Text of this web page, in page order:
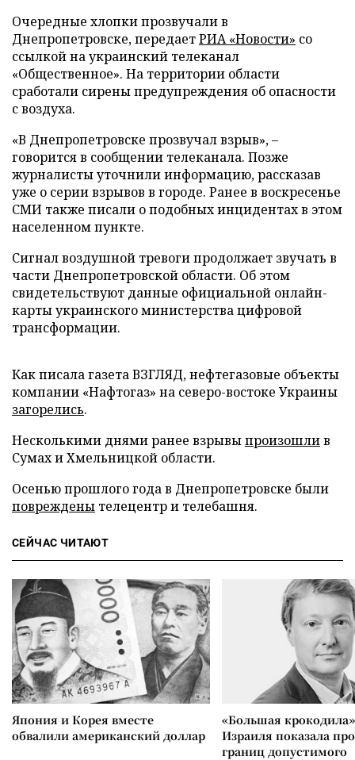
Очередные хлопки прозвучали в
Днепропетровске, передаетРИА «Новости» со
ссылкой на украинский телеканал
«Общественное». На территории области
сработали сирены предупреждения об опасности
с воздуха.
«В Днепропетровске прозвучал взрыв», –
говорится в сообщении телеканала. Позже
журналисты уточнили информацию, рассказав
уже о серии взрывов в городе. Ранее в воскресенье
СМИ также писали о подобных инцидентах в этом
населенном пункте.
Сигнал воздушной тревоги продолжает звучать в
части Днепропетровской области. Об этом
свидетельствуют данные официальной онлайн-
карты украинского министерства цифровой
трансформации.
Как писала газета ВЗГЛЯД, нефтегазовые объекты
компании «Нафтогаз» на северо-востоке Украины
загорелись.
Несколькими днями ранее взрывыпроизошлив
Сумах и Хмельницкой области.
Осенью прошлого года в Днепропетровске были
повреждены телецентр и телебашня.
СЕЙЧАС ЧИТАЮТ
Япония и Корея вместе
обвалили американский доллар
«Большая
Израиля показала
границ допустимого